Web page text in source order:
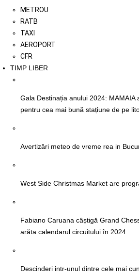
METROU
RATB
TAXI
AEROPORT
CFR
TIMP LIBER
Gala Destinația anului 2024: MAMAIA
pentru cea mai bună stațiune de pe
Avertizări meteo de vreme rea in
West Side Christmas Market are
Fabiano Caruana câștigă Grand
arăta calendarul circuitului în 2024
Descinderi intr-unul dintre cele mai